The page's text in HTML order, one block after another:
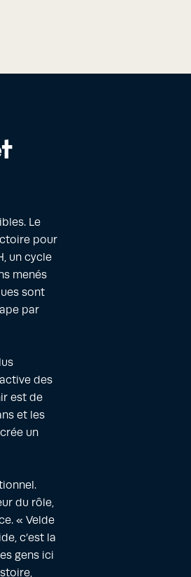
Le
pour
un cycle
menés
sont
par
des
est de
et les
un
du rôle,
« Velde
c’est la
gens ici